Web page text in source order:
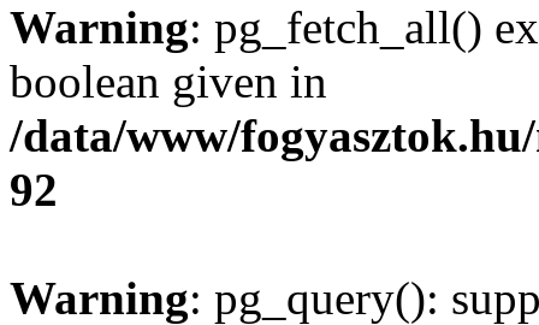
Warning: pg_fetch_all()
boolean given in
/data/www/
92
Warning: pg_query():